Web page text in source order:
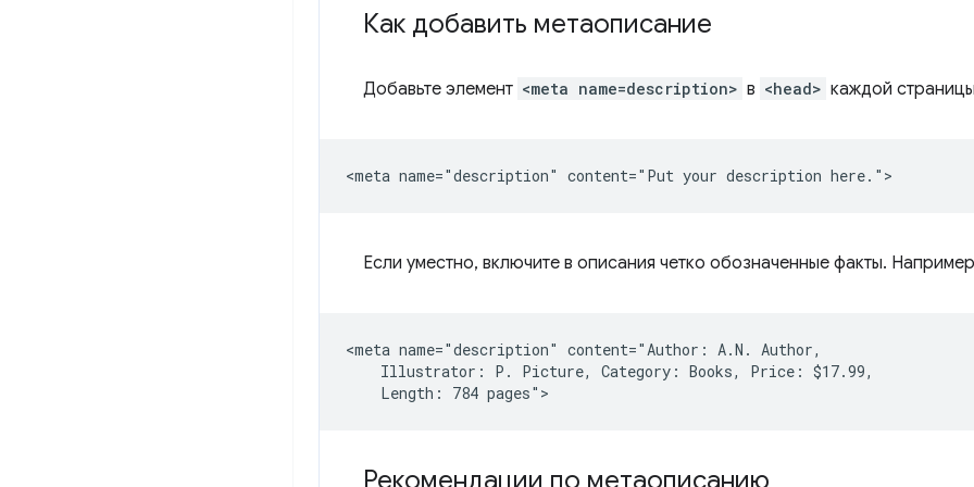
Как добавить метаописание
Добавьте элемент <meta name=description> в <head> каждой
Если уместно, включите в описания четко обозначенные факты.
<meta name="description" content="Author: A.N. Author,
    Illustrator: P. Picture, Category: Books, Price: $17.99,